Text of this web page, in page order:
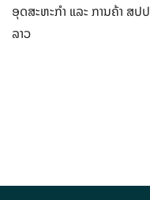
ອຸດສະຫະກຳ ແລະ ການຄ້າ ສປປ
ລາວ